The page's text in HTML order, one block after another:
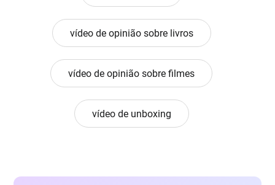
vídeo de opinião sobre livros
vídeo de opinião sobre filmes
vídeo de unboxing